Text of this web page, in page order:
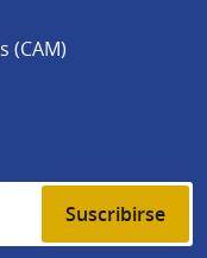
(CAM)
Suscribirse